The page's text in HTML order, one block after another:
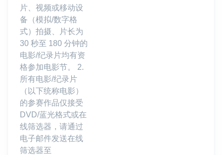
片、视频或移动设
备（模拟/数字格
式）拍摄、片长为
30 秒至 180 分钟的
电影/纪录片均有资
格参加电影节。 2.
所有电影/纪录片
（以下统称电影）
的参赛作品仅接受
DVD/蓝光格式或在
线筛选器，请通过
电子邮件发送在线
筛选器至